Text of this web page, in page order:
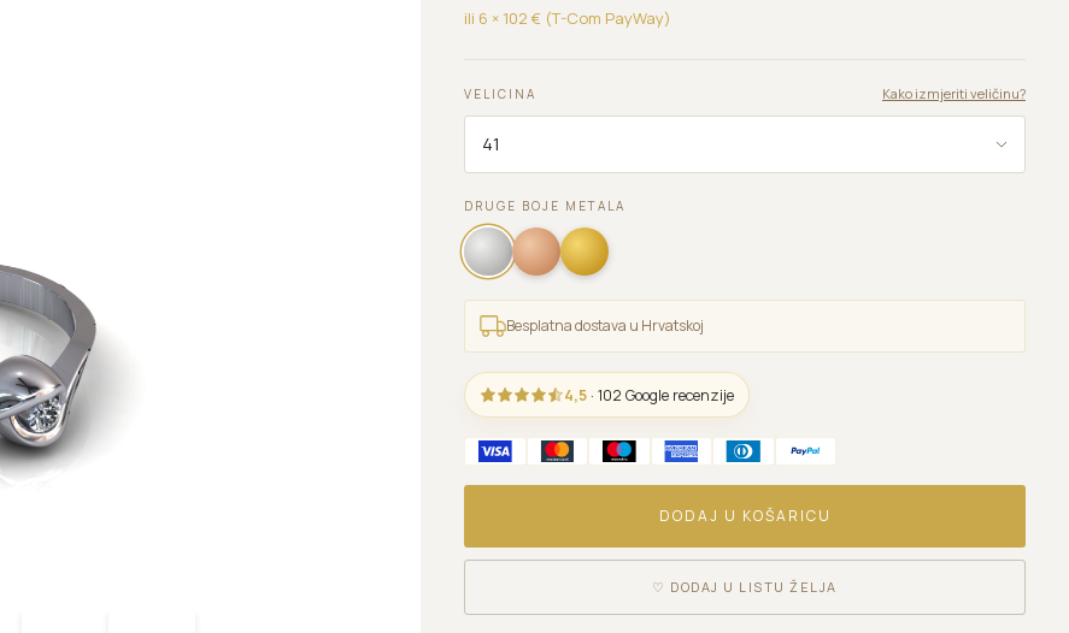
ili 6 × 102 € (T-Com PayWay)
VELICINA Kako izmjeriti veličinu?
DRUGE BOJE METALA
Besplatna dostava u Hrvatskoj
4,5 · 102 Google recenzije
DODAJ U KOŠARICU
♡ DODAJ U LISTU ŽELJA